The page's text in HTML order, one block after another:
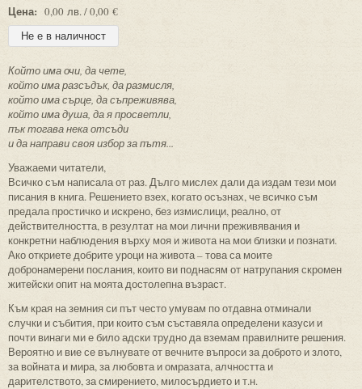
Цена: 0,00 лв. / 0,00 €
Който има очи, да чете,
който има разсъдък, да размисля,
който има сърце, да съпреживява,
който има душа, да я просветли,
пък тогава нека отсъди
и да направи своя избор за пътя...
Уважаеми читатели,
Всичко съм написала от раз. Дълго мислех дали да издам тези мои
писания в книга. Решението взех, когато осъзнах, че всичко съм
предала простичко и искрено, без измислици, реално, от
действителността, в резултат на мои лични преживявания и
конкретни наблюдения върху моя и живота на мои близки и познати.
Ако откриете добрите уроци на живота – това са моите
добронамерени послания, които ви поднасям от натрупания скромен
житейски опит на моята достолепна възраст.
Към края на земния си път често умувам по отдавна отминали
случки и събития, при които съм съставяла определени казуси и
почти винаги ми е било адски трудно да вземам правилните решения.
Вероятно и вие се вълнувате от вечните въпроси за доброто и злото,
за войната и мира, за любовта и омразата, алчността и
дарителството, за смирението, милосърдието и т.н.